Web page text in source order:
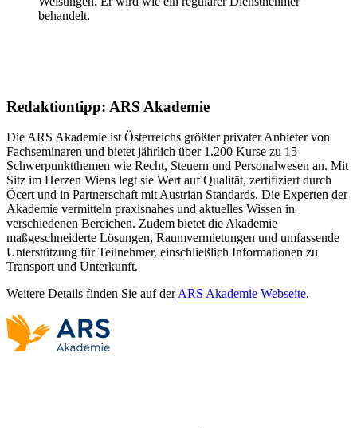
behandelt.
Redaktiontipp: ARS Akademie
Die ARS Akademie ist Österreichs größter privater Anbieter von
Fachseminaren und bietet jährlich über 1.200 Kurse zu 15
Schwerpunktthemen wie Recht, Steuern und Personalwesen an. Mit
Sitz im Herzen Wiens legt sie Wert auf Qualität, zertifiziert durch
Öcert und in Partnerschaft mit Austrian Standards. Die Experten der
Akademie vermitteln praxisnahes und aktuelles Wissen in
verschiedenen Bereichen. Zudem bietet die Akademie
maßgeschneiderte Lösungen, Raumvermietungen und umfassende
Unterstützung für Teilnehmer, einschließlich Informationen zu
Transport und Unterkunft.
Weitere Details finden Sie auf derARS Akademie Webseite.